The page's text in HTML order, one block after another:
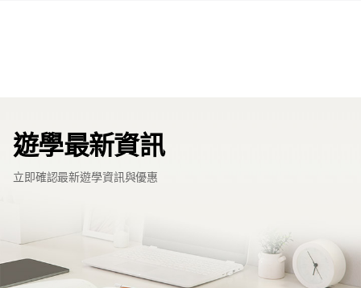
遊學最新資訊
立即確認最新遊學資訊與優惠